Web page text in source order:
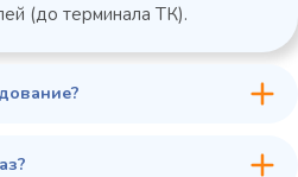
(до терминала ТК).